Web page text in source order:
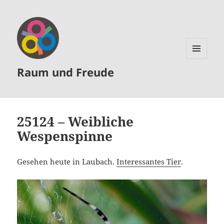
Raum und Freude
25124 – Weibliche
Wespenspinne
Gesehen heute in Laubach.Interessantes Tier.